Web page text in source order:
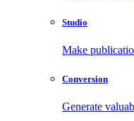
Studio
Make
Conversion
Generate